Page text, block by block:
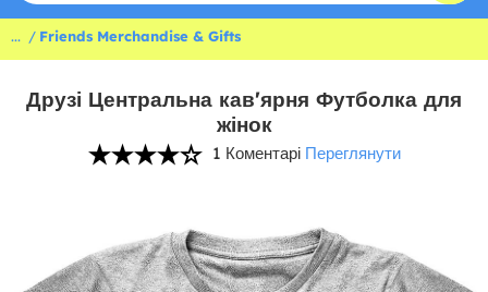
... Friends Merchandise & Gifts
Друзі Центральна кав'ярня Футболка для
жінок
1 Коментарі Переглянути